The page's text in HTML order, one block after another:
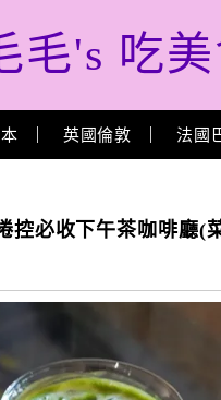
毛's 吃
英國倫敦 法國
控必收下午茶咖啡廳(